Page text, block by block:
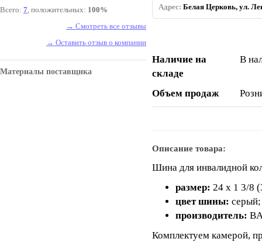
Всего: 7, положительных: 100%
→ Смотреть все отзывы
→ Оставить отзыв о компании
Материалы поставщика
Адрес: Белая Церковь, ул.
Наличие на
складе
В
Объем продаж
Описание товара:
Шина для инвалидной
размер: 24 х 1 3/8
цвет шины: серый;
производитель:
Комплектуем камерой,